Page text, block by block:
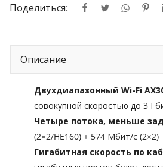
Поделиться:
Описание
Двухдиапазонный Wi-Fi
совокупной скоростью до 3
Четыре потока, меньше
(2×2/HE160) + 574 Мбит/с (2×2)
Гигабитная скорость по